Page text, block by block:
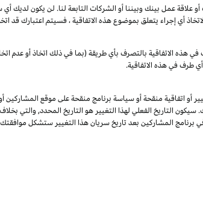
عمل بينك وبيننا أو الشركات التابعة لنا. لن يكون لديك
أي إجراء يتعلق بموضوع هذه الاتفاقية ، فسيتم اعتبارك قد
هذه الاتفاقية بالتصرف بأي طريقة (بما في ذلك اتخاذ أو عدم
طرف في هذه الاتفاقية.
أو اتفاقية منقحة أو سياسة برنامج منقحة على موقع المشاركين
التاريخ الفعلي لهذا التغيير هو التاريخ المحدد, والتي
برنامج المشاركين بعد تاريخ سريان هذا التغيير ستشكل